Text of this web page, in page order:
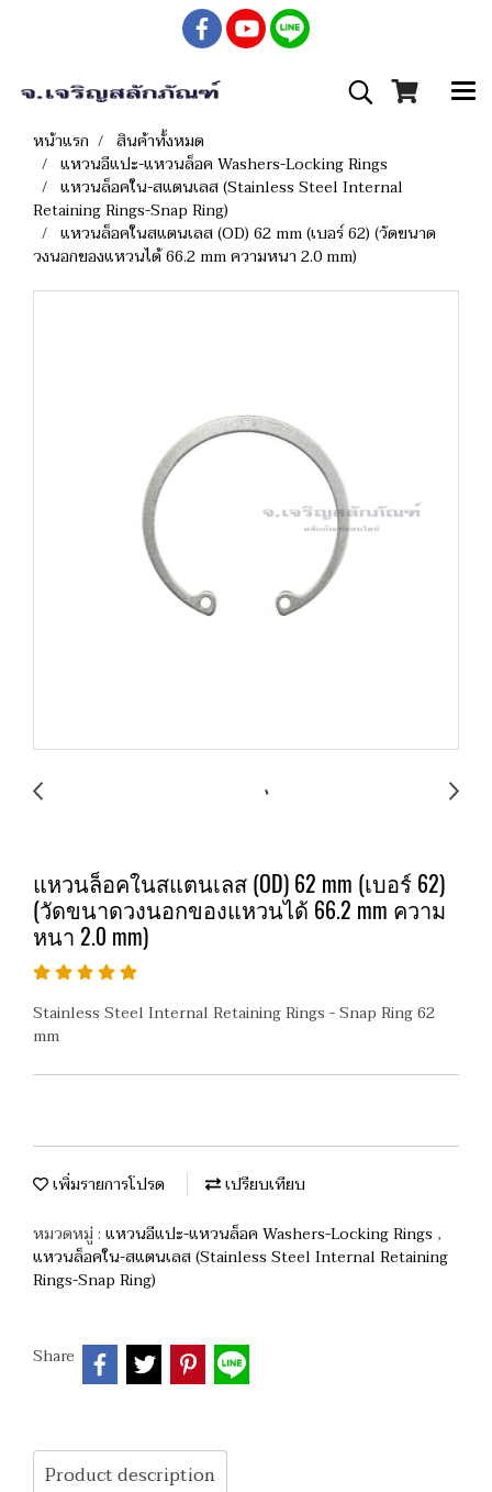
หน้าแรก
สินค้าทั้งหมด
แหวนอีแปะ-แหวนล็อค Washers-Locking Rings
แหวนล็อคใน-สแตนเลส (Stainless Steel Internal
Retaining Rings-Snap Ring)
แหวนล็อคในสแตนเลส (OD) 62 mm (เบอร์ 62) (วัดขนาด
วงนอกของแหวนได้ 66.2 mm ความหนา 2.0 mm)
แหวนล็อคในสแตนเลส (OD) 62 mm (เบอร์ 62)
(วัดขนาดวงนอกของแหวนได้ 66.2 mm ความ
หนา 2.0 mm)
Stainless Steel Internal Retaining Rings - Snap Ring 62
mm
เพิ่มรายการโปรด
เปรียบเทียบ
หมวดหมู่ : แหวนอีแปะ-แหวนล็อค Washers-Locking Rings ,
แหวนล็อคใน-สแตนเลส (Stainless Steel Internal Retaining
Rings-Snap Ring)
Share
Product description